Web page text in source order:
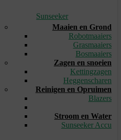
Sunseeker
Maaien en Grond
Robotmaaiers
Grasmaaiers
Bosmaaiers
Zagen en snoeien
Kettingzagen
Heggenscharen
Reinigen en Opruimen
Blazers
Stroom en Water
Sunseeker Accu